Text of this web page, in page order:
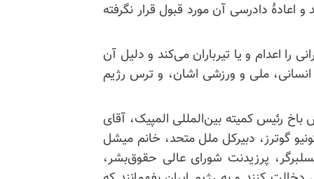
اعادهٔ دادرسی آن مورد قبول قرار نگرفته
را اعدام و یا تیرباران می‌کند و دلیل آن
ملی و ورزشی اشان، و ترس رژیم
رئیس کمیته بین‌المللی المپیک، آقای
گوترز، دبیرکل ملل متحد، خانم میشل
پرزیدنت شورای عالی حقوق‌بشر،